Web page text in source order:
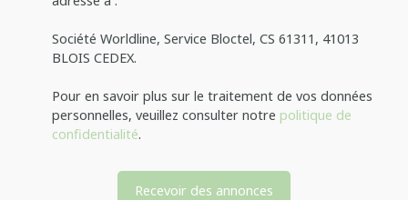
Société Worldline, Service Bloctel, CS 61311, 41013
BLOIS CEDEX.
Pour en savoir plus sur le traitement de vos données
personnelles, veuillez consulter notre politique de
confidentialité.
Recevoir des annonces